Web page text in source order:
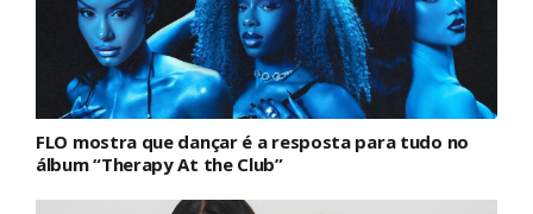
FLO mostra que dançar é a resposta para tudo no
álbum “Therapy At the Club”